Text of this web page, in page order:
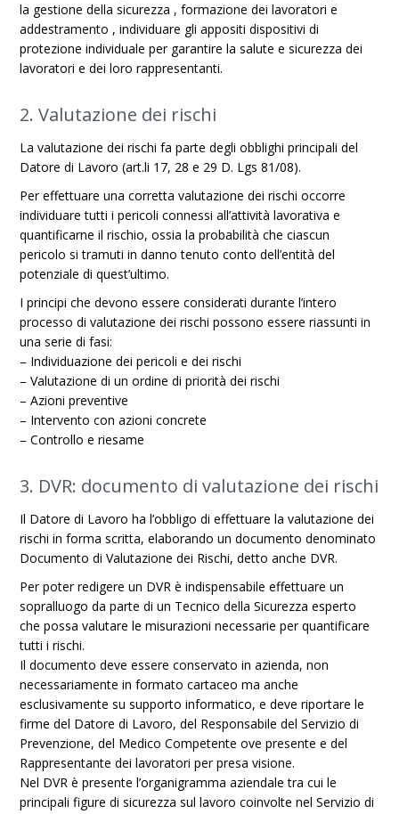
la gestione della sicurezza , formazione dei lavoratori e
addestramento , individuare gli appositi dispositivi di
protezione individuale per garantire la salute e sicurezza dei
lavoratori e dei loro rappresentanti.
2. Valutazione dei rischi
La valutazione dei rischi fa parte degli obblighi principali del
Datore di Lavoro (art.li 17, 28 e 29 D. Lgs 81/08).
Per effettuare una corretta valutazione dei rischi occorre
individuare tutti i pericoli connessi all’attività lavorativa e
quantificarne il rischio, ossia la probabilità che ciascun
pericolo si tramuti in danno tenuto conto dell’entità del
potenziale di quest’ultimo.
I principi che devono essere considerati durante l’intero
processo di valutazione dei rischi possono essere riassunti in
una serie di fasi:
– Individuazione dei pericoli e dei rischi
– Valutazione di un ordine di priorità dei rischi
– Azioni preventive
– Intervento con azioni concrete
– Controllo e riesame
3. DVR: documento di valutazione dei rischi
Il Datore di Lavoro ha l’obbligo di effettuare la valutazione dei
rischi in forma scritta, elaborando un documento denominato
Documento di Valutazione dei Rischi, detto anche DVR.
Per poter redigere un DVR è indispensabile effettuare un
sopralluogo da parte di un Tecnico della Sicurezza esperto
che possa valutare le misurazioni necessarie per quantificare
tutti i rischi.
Il documento deve essere conservato in azienda, non
necessariamente in formato cartaceo ma anche
esclusivamente su supporto informatico, e deve riportare le
firme del Datore di Lavoro, del Responsabile del Servizio di
Prevenzione, del Medico Competente ove presente e del
Rappresentante dei lavoratori per presa visione.
Nel DVR è presente l’organigramma aziendale tra cui le
principali figure di sicurezza sul lavoro coinvolte nel Servizio di